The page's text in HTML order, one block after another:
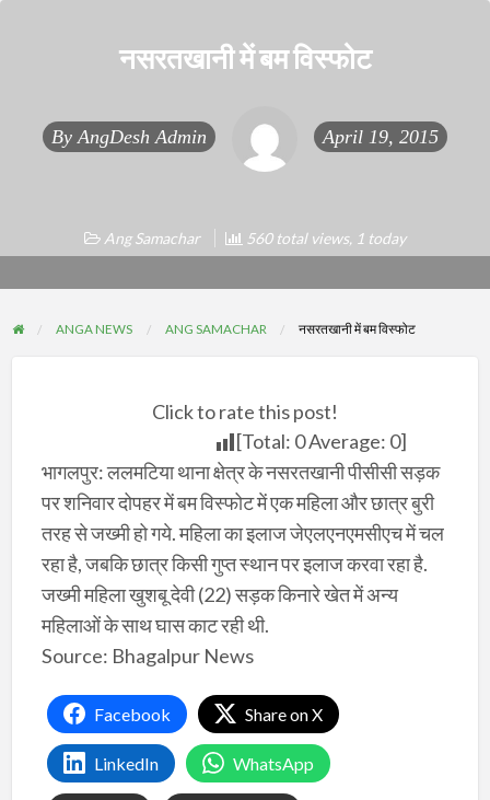
नसरतखानी में बम विस्फोट
By AngDesh Admin April 19, 2015
Ang Samachar 560 total views, 1 today
ANGA NEWS ANG SAMACHAR नसरतखानी में बम विस्फोट
Click to rate this post!
[Total: 0Average: 0]
भागलपुर: ललमटिया थाना क्षेत्र के नसरतखानी पीसीसी सड़क
पर शनिवार दोपहर में बम विस्फोट में एक महिला और छात्र बुरी
तरह से जख्मी हो गये. महिला का इलाज जेएलएनएमसीएच में चल
रहा है, जबकि छात्र किसी गुप्त स्थान पर इलाज करवा रहा है.
जख्मी महिला खुशबू देवी (22) सड़क किनारे खेत में अन्य
महिलाओं के साथ घास काट रही थी.
Source: Bhagalpur News
Facebook Share on X
LinkedIn WhatsApp